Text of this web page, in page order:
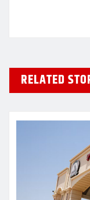
RELATED